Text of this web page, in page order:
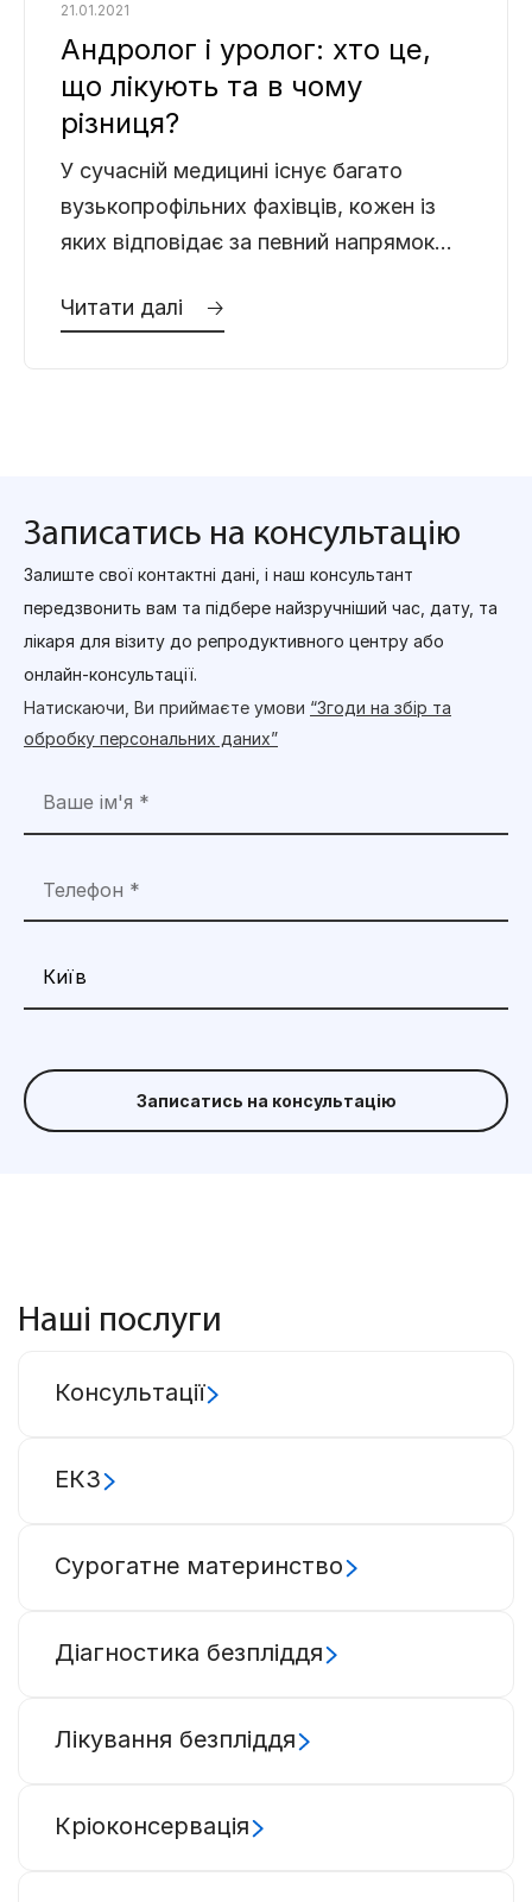
Андролог і уролог: хто це,
що лікують та в чому
різниця?
21.01.2021
У сучасній медицині існує багато
вузькопрофільних фахівців, кожен із
яких відповідає за певний напрямок
захворювання чоловічої статевої та
Читати далі 🡢
Записатись на консультацію
Залиште свої контактні дані, і наш консультант
передзвонить вам та підбере найзручніший час, дату, та
лікаря для візиту до репродуктивного центру або
онлайн-консультації.
Натискаючи, Ви приймаєте умови “Згоди на збір та
обробку персональних даних”
Записатись на консультацію
Наші послуги
Консультації
ЕКЗ
Сурогатне материнство
Діагностика безпліддя
Лікування безпліддя
Кріоконсервація